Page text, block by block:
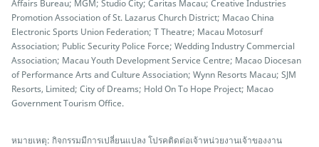
Affairs Bureau; MGM; Studio City; Caritas Macau; Creative Industries
Promotion Association of St. Lazarus Church District; Macao China
Electronic Sports Union Federation; T Theatre; Macau Motosurf
Association; Public Security Police Force; Wedding Industry Commercial
Association; Macau Youth Development Service Centre; Macao Diocesan
of Performance Arts and Culture Association; Wynn Resorts Macau; SJM
Resorts, Limited; City of Dreams; Hold On To Hope Project; Macao
Government Tourism Office.
หมายเหตุ: กิจกรรมมีการเปลี่ยนแปลง โปรคติดต่อเจ้าหน่วยงานเจ้าของงาน